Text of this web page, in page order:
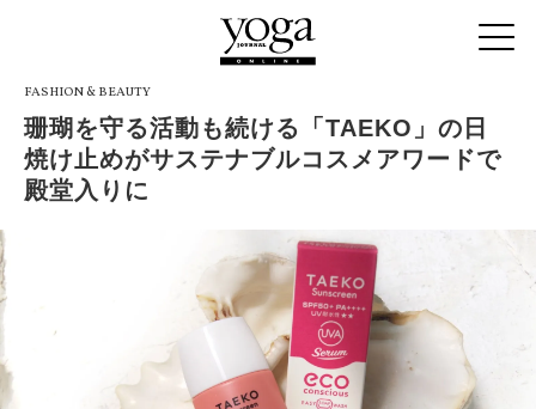
FASHION & BEAUTY
珊瑚を守る活動も続ける「TAEKO」の日
焼け止めがサステナブルコスメアワードで
殿堂入りに